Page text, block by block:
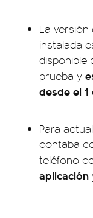
La
instalada
disponible
prueba y
desde el 1
Para
contaba
teléfono
aplicación